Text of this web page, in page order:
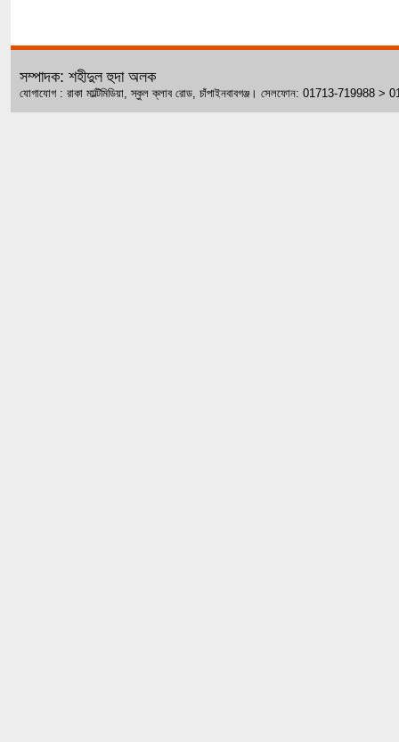
সম্পাদক: শহীদুল হুদা অলক
যোগাযোগ : রাকা মাল্টিমিডিয়া, স্কুল ক্লাব রোড, চাঁপাইনবাবগঞ্জ। সেলফোন: 01713-